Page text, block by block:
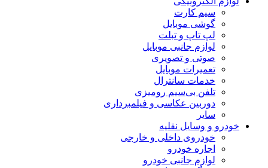
سیم کارت
گوشی موبایل
لپ تاپ و تبلت
لوازم جانبی موبایل
صوتی و تصویری
تعمیرات موبایل
خدمات سانترال
تلفن بی‌سیم رومیزی
دوربین عکاسی و فیلمبرداری
سایر
خودرو و وسایل نقلیه
خودروی داخلی و خارجی
اجاره خودرو
لوازم جانبی خودرو